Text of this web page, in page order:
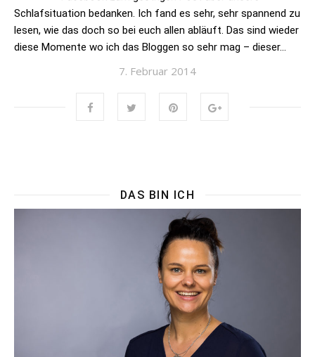
Schlafsituation bedanken. Ich fand es sehr, sehr spannend zu
lesen, wie das doch so bei euch allen abläuft. Das sind wieder
diese Momente wo ich das Bloggen so sehr mag – dieser…
7. Februar 2014
DAS BIN ICH